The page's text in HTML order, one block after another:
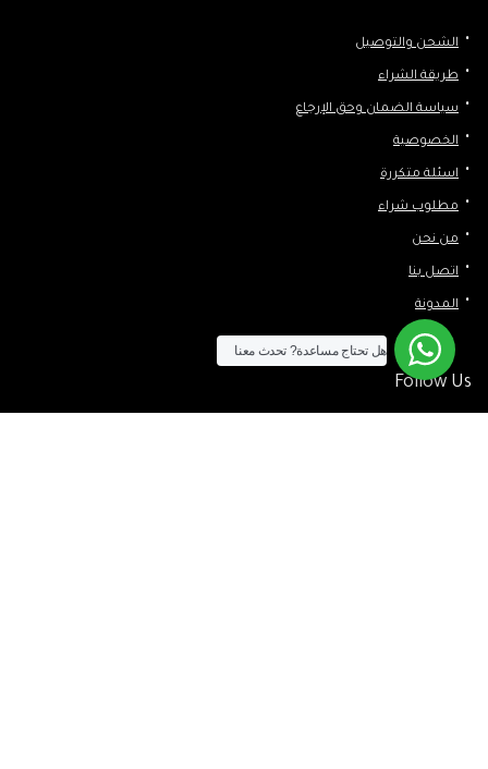
الشحن والتوصيل
طريقة الشراء
سياسة الضمان وحق الإرجاع
الخصوصية
اسئلة متكررة
مطلوب شراء
من نحن
اتصل بنا
المدونة
Follow Us
هل تحتاج مساعدة? تحدث معنا